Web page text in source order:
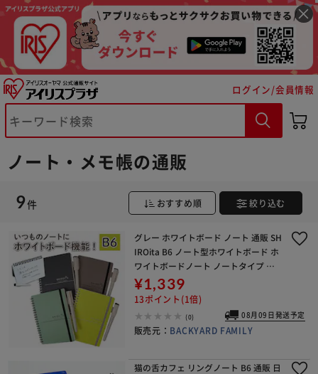
ログイン/会員情報
ノート・メモ帳の通販
9件 おすすめ順 絞り込む
グレー ホワイトボード ノート 通販 SH
IROita B6 ノート型ホワイトボード ホ
ワイトボードノート ノートタイプ 持
ち運び メモ帳 ステーショナリー 営業
ビジネス 自習 家庭教師 学研ステイ
¥1,339
13ポイント(1倍)
(0) 08月09日発送予定
販売元： BACKYARD FAMILY
猫の舌カフェ リングノート B6 通販 日
※ご確認ください
カートに入れる